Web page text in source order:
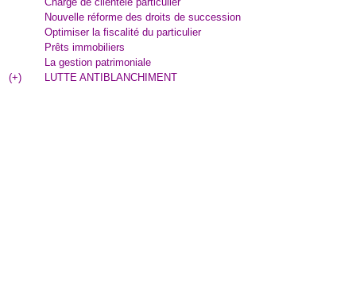
Nouvelle réforme des droits de succession
Optimiser la fiscalité du particulier
Prêts immobiliers
La gestion patrimoniale
(+) LUTTE ANTIBLANCHIMENT